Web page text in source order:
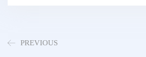
PREVIOUS